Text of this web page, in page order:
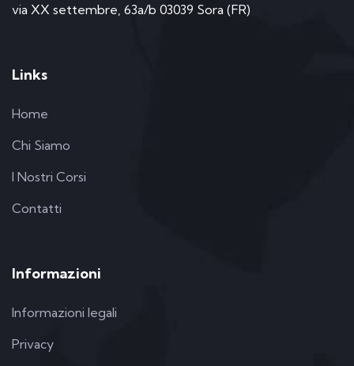
via XX settembre, 63a/b 03039 Sora (FR)
Links
Home
Chi Siamo
I Nostri Corsi
Contatti
Informazioni
Informazioni legali
Privacy